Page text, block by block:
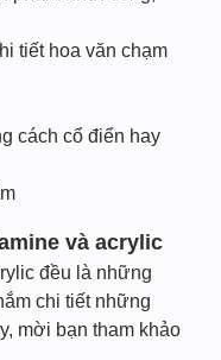
tiết hoa văn chạm
cách cổ điển hay
và acrylic
đều là những
chi tiết những
mời bạn tham khảo